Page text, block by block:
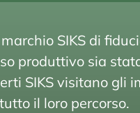
SIKS di
produttivo sia
SIKS visitano gli
il loro percorso.